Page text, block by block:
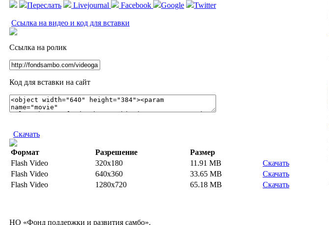
Переслать
Livejournal Facebook Google Twitter
Ссылка на видео и код для вставки
Ссылка на ролик
Код для вставки на сайт
Скачать
Формат Разрешение
Размер
Flash Video
320x180 11.91 MB
Скачать
Flash Video
640x360 33.65 MB
Скачать
Flash Video
1280x720 65.18 MB Скачать
НО «Фонд поддержки и развития самбо».